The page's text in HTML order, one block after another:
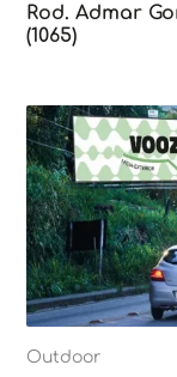
Rod. Admar
(1065)
Outdoor